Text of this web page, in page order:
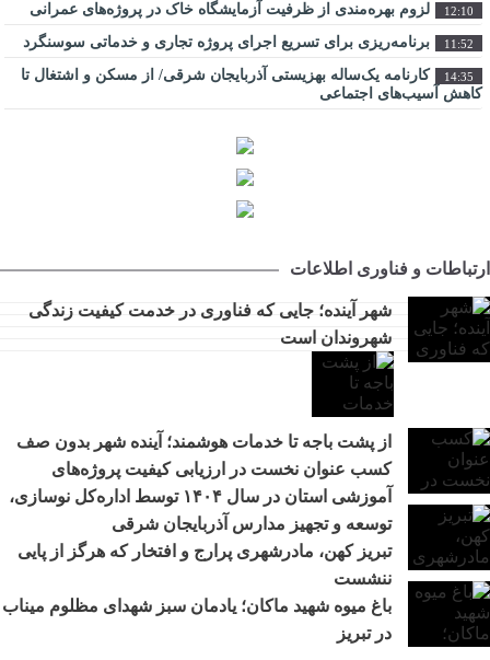
12:10 لزوم بهره‌مندی از ظرفیت آزمایشگاه خاک در پروژه‌های عمرانی
11:52 برنامه‌ریزی برای تسریع اجرای پروژه تجاری و خدماتی سوسنگرد
14:35
کارنامه یک‌ساله بهزیستی آذربایجان شرقی/ از مسکن و اشتغال تا
کاهش آسیب‌های اجتماعی
اراضی راه آهن در محدوده منطقه آزاد ارس ساماندهی می شود
12:29
تبریز زیر فشار گرما و مصرف/ هشدار برق درباره روزهای
سرنوشت‌ساز تابستان
11:27 جهاد خدمت در محلات کم‌برخوردار
10:36
اطلاع‌رسانی درست و حرفه‌ای در مواقع بحران، موجب آرامش
افکار عمومی می‌شود
مرکز خدماتی و رفاهی جدید در باغ گلستان راه اندازی می شود
10:30
افزایش محدوده تردد خودروهای ارس‌پلاک به استان‌های شمال و
شمال‌غرب کشور
9:27 رفع مشکلات اراضی فاز ۲ خاوران با جدیت دنبال می‌شود
از پشت باجه تا خدمات هوشمند؛ آینده شهر بدون صف
ارتباطات و فناوری اطلاعات
شهر آینده؛ جایی که فناوری در خدمت کیفیت زندگی
شهروندان است
از پشت باجه تا خدمات هوشمند؛ آینده شهر بدون صف
کسب عنوان نخست در ارزیابی کیفیت پروژه‌های
آموزشی استان در سال ۱۴۰۴ توسط اداره‌کل نوسازی،
توسعه و تجهیز مدارس آذربایجان شرقی
تبریز کهن، مادرشهری پرارج و افتخار که هرگز از پایی
ننشست
باغ میوه شهید ماکان؛ یادمان سبز شهدای مظلوم میناب
در تبریز